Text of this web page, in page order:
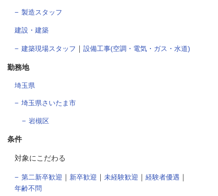
製造スタッフ
建設・建築
建築現場スタッフ ｜ 設備工事(空調・電気・ガス・水道)
勤務地
埼玉県
埼玉県さいたま市
岩槻区
条件
対象にこだわる
第二新卒歓迎 ｜ 新卒歓迎 ｜ 未経験歓迎 ｜ 経験者優遇 ｜
年齢不問